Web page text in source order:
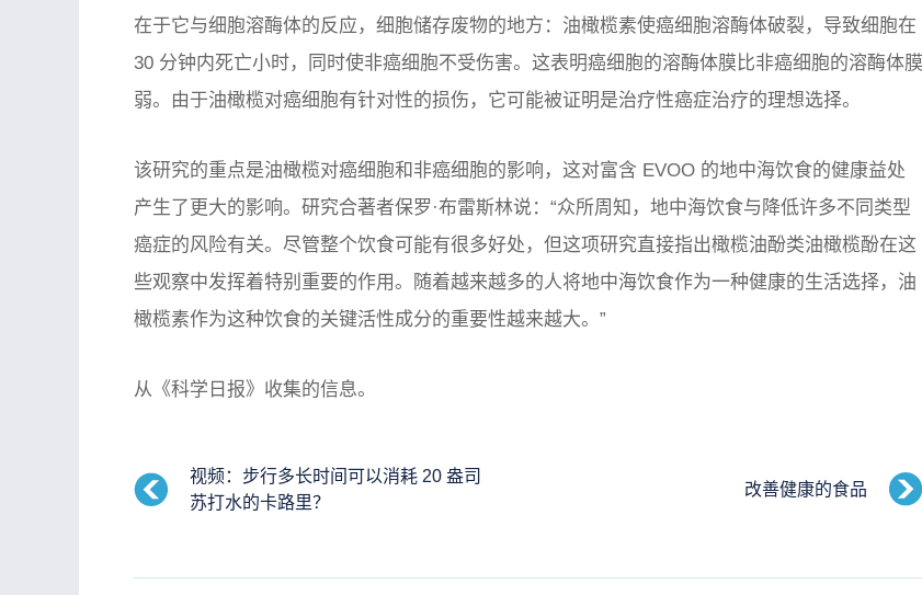
在于它与细胞溶酶体的反应，细胞储存废物的地方：油橄榄素使癌细胞溶酶体破裂，导致细胞在
30 分钟内死亡小时，同时使非癌细胞不受伤害。这表明癌细胞的溶酶体膜比非癌细胞的溶酶体膜
弱。由于油橄榄对癌细胞有针对性的损伤，它可能被证明是治疗性癌症治疗的理想选择。
该研究的重点是油橄榄对癌细胞和非癌细胞的影响，这对富含 EVOO 的地中海饮食的健康益处
产生了更大的影响。研究合著者保罗·布雷斯林说：“众所周知，地中海饮食与降低许多不同类型
癌症的风险有关。尽管整个饮食可能有很多好处，但这项研究直接指出橄榄油酚类油橄榄酚在这
些观察中发挥着特别重要的作用。随着越来越多的人将地中海饮食作为一种健康的生活选择，油
橄榄素作为这种饮食的关键活性成分的重要性越来越大。”
从《科学日报》收集的信息。
视频：步行多长时间可以消耗 20 盎司
苏打水的卡路里？
改善健康的食品